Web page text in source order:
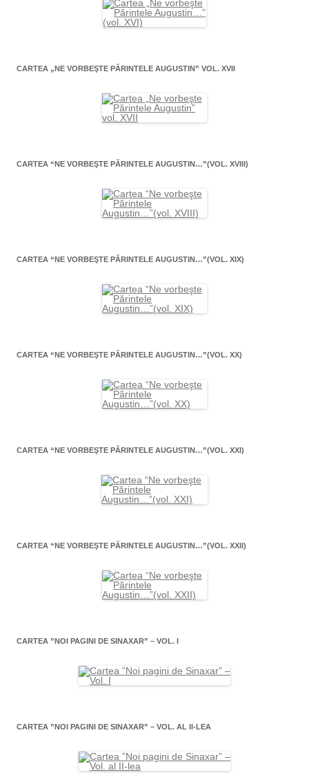
CARTEA „NE VORBEŞTE PĂRINTELE AUGUSTIN” VOL. XVII
CARTEA “NE VORBEŞTE PĂRINTELE AUGUSTIN…”(VOL. XVIII)
CARTEA “NE VORBEŞTE PĂRINTELE AUGUSTIN…”(VOL. XIX)
CARTEA “NE VORBEŞTE PĂRINTELE AUGUSTIN…”(VOL. XX)
CARTEA “NE VORBEŞTE PĂRINTELE AUGUSTIN…”(VOL. XXI)
CARTEA “NE VORBEŞTE PĂRINTELE AUGUSTIN…”(VOL. XXII)
CARTEA ”NOI PAGINI DE SINAXAR” – VOL. I
CARTEA ”NOI PAGINI DE SINAXAR” – VOL. AL II-LEA